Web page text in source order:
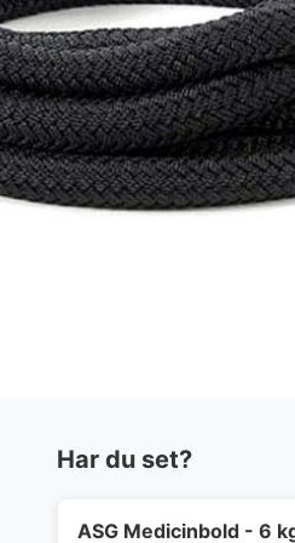
Har du set?
ASG Medicinbold - 6